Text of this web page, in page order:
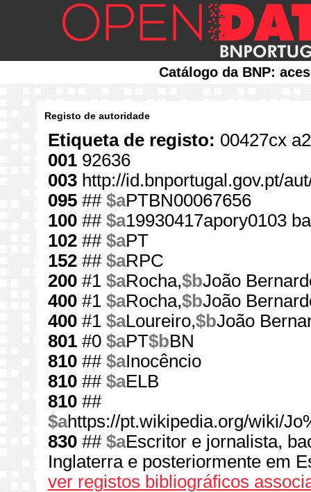
Catálogo da BNP:
Registo de autoridade
Etiqueta de registo: 00427cx
00192636
003http://id.bnportugal.gov.pt/
095## $aPTBN00067656
100## $a19930417apory0103
102## $aPT
152## $aRPC
200#1 $aRocha,$bJoão
400#1 $aRocha,$bJoão
400#1 $aLoureiro,$bJoão
801#0 $aPT$bBN
810## $aInocêncio
810## $aELB
810##
$ahttps://pt.wikipedia.org/wiki/
830## $aEscritor e jornalista,
Inglaterra e posteriormente em
ver registos bibliográficos